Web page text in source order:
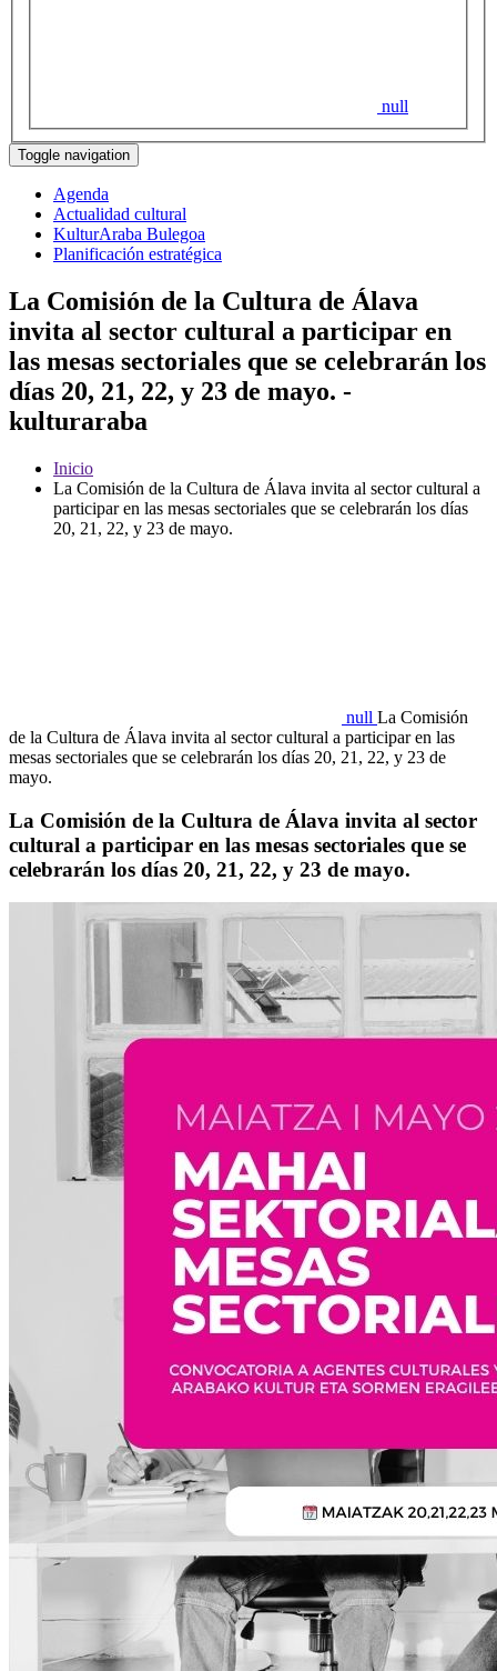
null
Toggle navigation
Agenda
Actualidad cultural
KulturAraba Bulegoa
Planificación estratégica
La Comisión de la Cultura de Álava
invita al sector cultural a participar en
las mesas sectoriales que se celebrarán los
días 20, 21, 22, y 23 de mayo. -
kulturaraba
Inicio
La Comisión de la Cultura de Álava invita al sector cultural a
participar en las mesas sectoriales que se celebrarán los días
20, 21, 22, y 23 de mayo.
null La Comisión
de la Cultura de Álava invita al sector cultural a participar en las
mesas sectoriales que se celebrarán los días 20, 21, 22, y 23 de
mayo.
La Comisión de la Cultura de Álava invita al sector
cultural a participar en las mesas sectoriales que se
celebrarán los días 20, 21, 22, y 23 de mayo.